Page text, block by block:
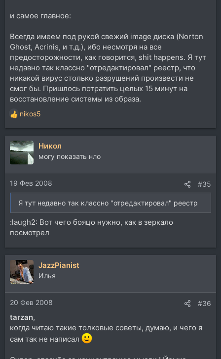
и самое главное:
Всегда имеем под рукой свежий image диска (Norton
Ghost, Acrinis, и т.д.), ибо несмотря на все
предосторожности, как говорится, shit happens. Я тут
недавно так классно "отредактировал" реестр, что
никакой вирус столько разрушений произвести не
смог бы. Пришлось потратить целых 15 минут на
восстановление системы из образа.
Р
е
а
к
ц
и
и
:
nikos5
Никол
могу показать нло
19 Фев 2008 #35
Я тут недавно так классно "отредактировал" реестр
:laugh2: Вот чего бояцо нужно, как в зеркало
посмотрел
JazzPianist
Илья
20 Фев 2008 #36
tarzan,
когда читаю такие толковые советы, думаю, и чего я
сам так не написал